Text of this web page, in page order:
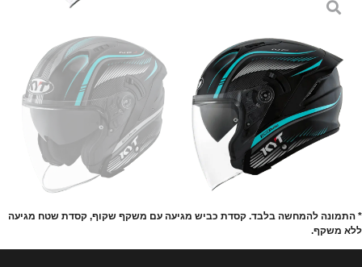
* התמונה להמחשה בלבד. קסדת כביש מגיעה עם משקף שקוף, קסדת שטח מגיעה
ללא משקף.